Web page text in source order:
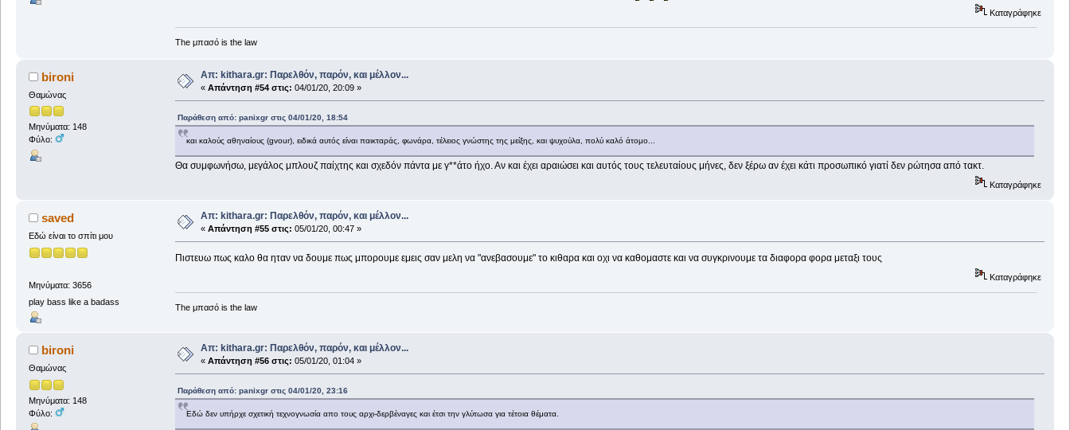
Καταγράφηκε
The μπασό is the law
bironi
Θαμώνας
Μηνύματα: 148
Φύλο:
Απ: kithara.gr: Παρελθόν, παρόν, και μέλλον...
« Απάντηση #54 στις: 04/01/20, 20:09 »
Παράθεση από: panixgr στις 04/01/20, 18:54
και καλούς αθηναίους (gvour), ειδικά αυτός είναι παικταράς, φωνάρα, τέλειος γνώστης της μείξης, και ψυχούλα, πολύ καλό άτομο...
Θα συμφωνήσω, μεγάλος μπλουζ παίχτης και σχεδόν πάντα με γ**άτο ήχο. Αν και έχει αραιώσει και αυτός τους τελευταίους μήνες, δεν ξέρω αν έχει κάτι προσωπικό γιατί δεν ρώτησα από τακτ.
Καταγράφηκε
saved
Εδώ είναι το σπίτι μου
Μηνύματα: 3656
play bass like a badass
Απ: kithara.gr: Παρελθόν, παρόν, και μέλλον...
« Απάντηση #55 στις: 05/01/20, 00:47 »
Πιστευω πως καλο θα ηταν να δουμε πως μπορουμε εμεις σαν μελη να "ανεβασουμε" το κιθαρα και οχι να καθομαστε και να συγκρινουμε τα διαφορα φορα μεταξι τους
Καταγράφηκε
The μπασό is the law
bironi
Θαμώνας
Μηνύματα: 148
Φύλο:
Απ: kithara.gr: Παρελθόν, παρόν, και μέλλον...
« Απάντηση #56 στις: 05/01/20, 01:04 »
Παράθεση από: panixgr στις 04/01/20, 23:16
Εδώ δεν υπήρχε σχετική τεχνογνωσία απο τους αρχι-δερβέναγες και έτσι την γλύτωσα για τέτοια θέματα.